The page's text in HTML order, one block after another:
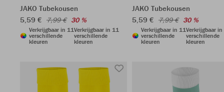
JAKO Tubekousen
5,59 € 7,99 € 30 %
Verkrijgbaar in 11
verschillende
kleuren
Verkrijgbaar in 11
verschillende
kleuren
JAKO Tubekousen
5,59 € 7,99 € 30 %
Verkrijgbaar in 11
verschillende
kleuren
Verkrijgbaar
verschillende
kleuren